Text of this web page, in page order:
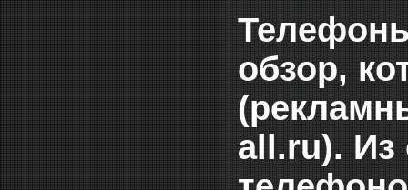
обзор,
all.ru). Из